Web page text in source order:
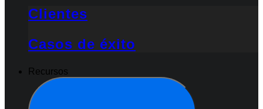
Clientes
Casos de éxito
Recursos